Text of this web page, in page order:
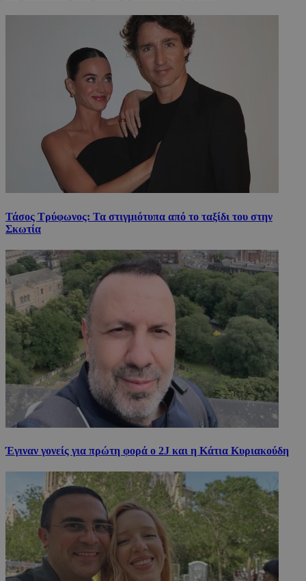
Τάσος Τρύφωνος: Τα στιγμιότυπα από το ταξίδι του στην
Σκωτία
Έγιναν γονείς για πρώτη φορά ο 2J και η Κάτια Κυριακούδη